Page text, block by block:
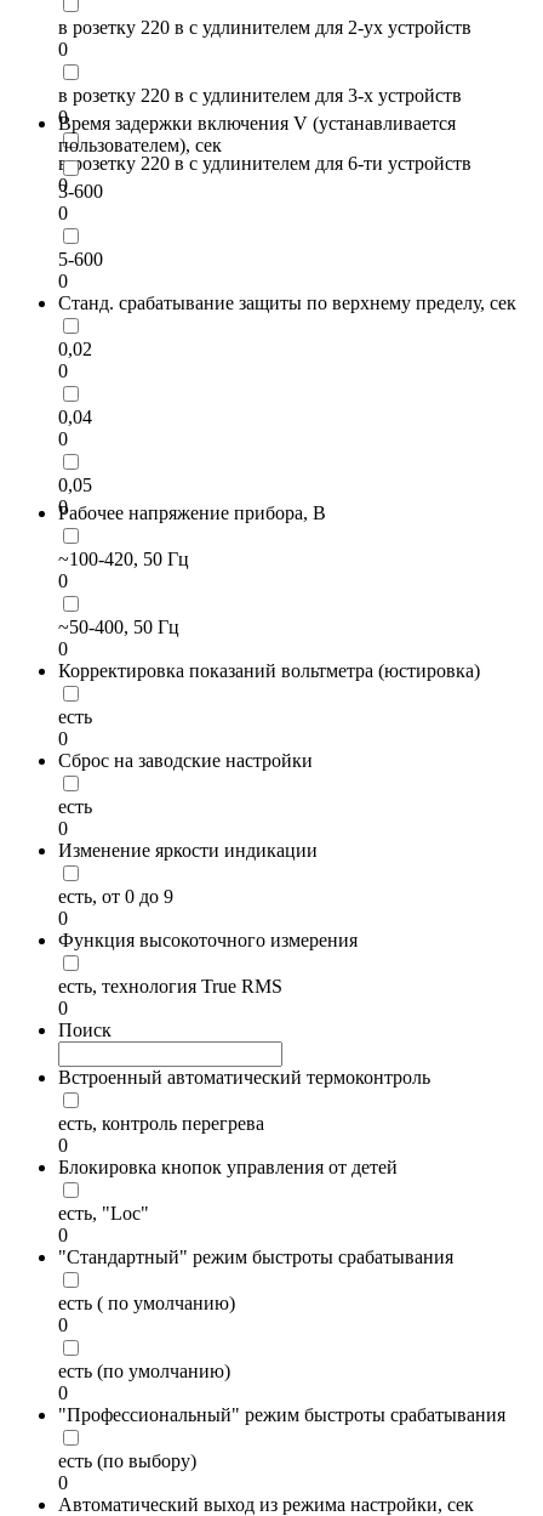
в розетку 220 в с удлинителем для 2-ух устройств
0
в розетку 220 в с удлинителем для 3-х устройств
0
в розетку 220 в с удлинителем для 6-ти устройств
0
Время задержки включения V (устанавливается
пользователем), сек
3-600
0
5-600
0
Станд. срабатывание защиты по верхнему пределу, сек
0,02
0
0,04
0
0,05
0
Рабочее напряжение прибора, В
~100-420, 50 Гц
0
~50-400, 50 Гц
0
Корректировка показаний вольтметра (юстировка)
есть
0
Сброс на заводские настройки
есть
0
Изменение яркости индикации
есть, от 0 до 9
0
Функция высокоточного измерения
есть, технология True RMS
0
Поиск
Встроенный автоматический термоконтроль
есть, контроль перегрева
0
Блокировка кнопок управления от детей
есть, "Loc"
0
"Стандартный" режим быстроты срабатывания
есть ( по умолчанию)
0
есть (по умолчанию)
0
"Профессиональный" режим быстроты срабатывания
есть (по выбору)
0
Автоматический выход из режима настройки, сек